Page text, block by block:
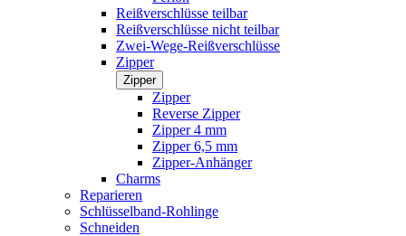
Reißverschlüsse teilbar
Reißverschlüsse nicht teilbar
Zwei-Wege-Reißverschlüsse
Zipper
Zipper
Zipper
Reverse Zipper
Zipper 4 mm
Zipper 6,5 mm
Zipper-Anhänger
Charms
Reparieren
Schlüsselband-Rohlinge
Schneiden